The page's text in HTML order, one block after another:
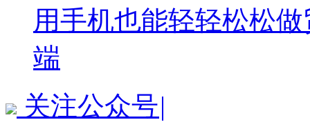
用手机也能轻轻松松
端
关注公众号|